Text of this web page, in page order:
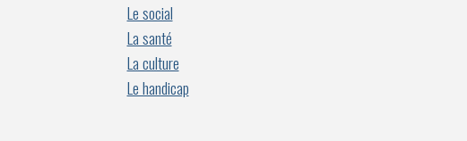
Le social
La santé
La culture
Le handicap